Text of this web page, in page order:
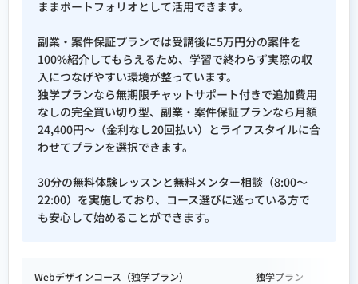
ままポートフォリオとして活用できます。
副業・案件保証プランでは受講後に5万円分の案件を
100%紹介してもらえるため、学習で終わらず実際の収
入につなげやすい環境が整っています。
独学プランなら無期限チャットサポート付きで追加費用
なしの完全買い切り型、副業・案件保証プランなら月額
24,400円〜（金利なし20回払い）とライフスタイルに合
わせてプランを選択できます。
30分の無料体験レッスンと無料メンター相談（8:00〜
22:00）を実施しており、コース選びに迷っている方で
も安心して始めることができます。
Webデザインコース（独学プラン） 独学プラン